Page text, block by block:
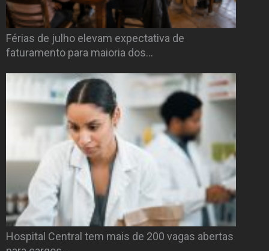
Férias de julho elevam expectativa de
faturamento para maioria dos…
Hospital Central tem mais de 200 vagas abertas